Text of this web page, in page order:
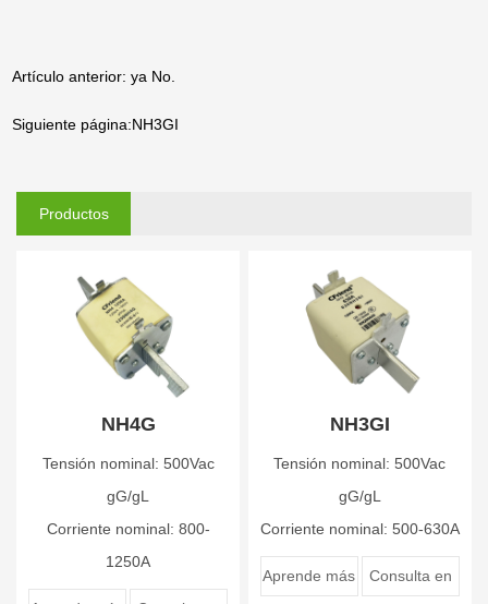
Artículo anterior: ya No.
Siguiente página:NH3GI
Productos
NH4G
Tensión nominal: 500Vac
gG/gL
Corriente nominal: 800-
1250A
NH3GI
Tensión nominal: 500Vac
gG/gL
Corriente nominal: 500-630A
Aprende más Consulta en